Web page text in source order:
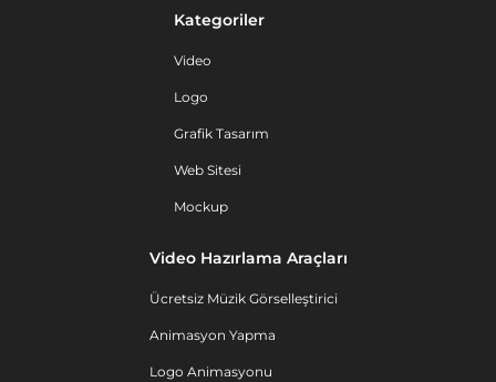
Kategoriler
Video
Logo
Grafik Tasarım
Web Sitesi
Mockup
Video Hazırlama Araçları
Ücretsiz Müzik Görselleştirici
Animasyon Yapma
Logo Animasyonu